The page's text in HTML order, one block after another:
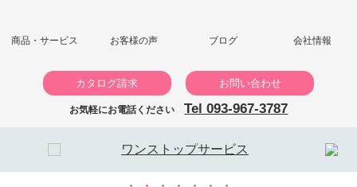
商品・サービス お客様の声 ブログ 会社情報
カタログ請求 お問い合わせ
お気軽にお電話ください Tel 093-967-3787